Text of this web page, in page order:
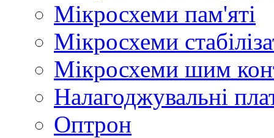
Мікросхеми пам'яті
Мікросхеми
Мікросхеми шим
Налагоджувальні
Оптрон